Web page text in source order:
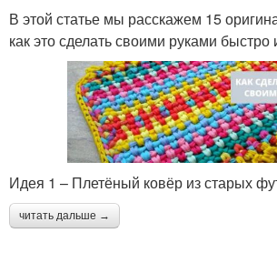
В этой статье мы расскажем 15
как это сделать своими руками быстро
Идея 1 – Плетёный ковёр из старых
читать дальше →